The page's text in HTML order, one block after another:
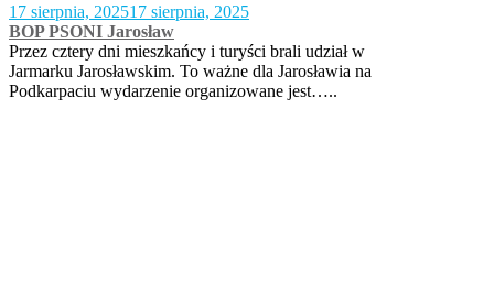
17 sierpnia, 202517 sierpnia, 2025
BOP PSONI Jarosław
Przez cztery dni mieszkańcy i turyści brali udział w
Jarmarku Jarosławskim. To ważne dla Jarosławia na
Podkarpaciu wydarzenie organizowane jest…..